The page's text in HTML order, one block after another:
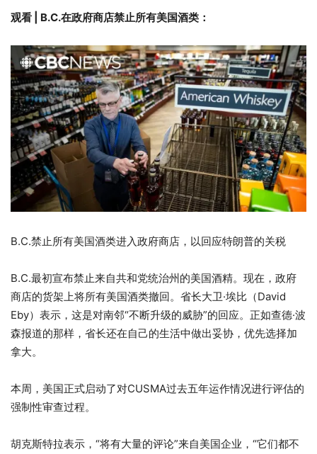
观看 | B.C.在政府商店禁止所有美国酒类：
B.C.禁止所有美国酒类进入政府商店，以回应特朗普的关税
B.C.最初宣布禁止来自共和党统治州的美国酒精。现在，政府
商店的货架上将所有美国酒类撤回。省长大卫·埃比（David
Eby）表示，这是对南邻“不断升级的威胁”的回应。正如查德·波
森报道的那样，省长还在自己的生活中做出妥协，优先选择加
拿大。
本周，美国正式启动了对CUSMA过去五年运作情况进行评估的
强制性审查过程。
胡克斯特拉表示，“将有大量的评论”来自美国企业，“它们都不